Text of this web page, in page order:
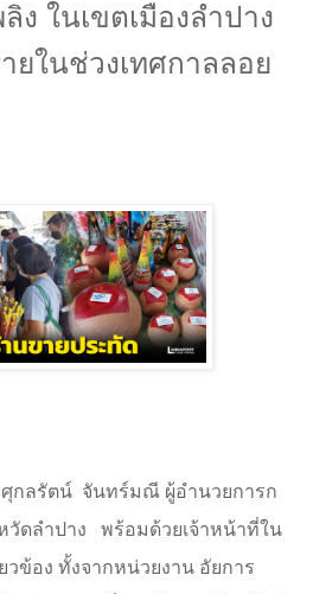
ง ในเขตเมืองลำปาง
ยในช่วงเทศกาลลอย
กลรัตน์ จันทร์มณี ผู้อำนวยการก
วัดลำปาง
พร้อมด้วยเจ้าหน้าที่ใน
วข้อง ทั้งจากหน่วยงาน อัยการ